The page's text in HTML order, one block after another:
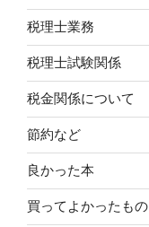
税理士業務
税理士試験関係
税金関係について
節約など
良かった本
買ってよかったもの